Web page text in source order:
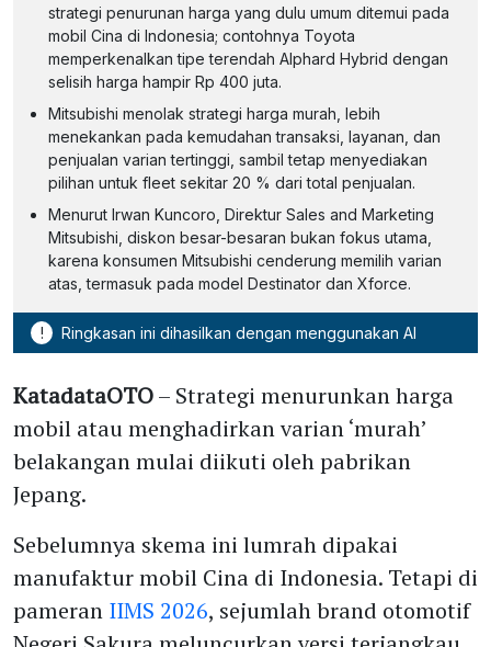
strategi penurunan harga yang dulu umum ditemui pada
mobil Cina di Indonesia; contohnya Toyota
memperkenalkan tipe terendah Alphard Hybrid dengan
selisih harga hampir Rp 400 juta.
Mitsubishi menolak strategi harga murah, lebih
menekankan pada kemudahan transaksi, layanan, dan
penjualan varian tertinggi, sambil tetap menyediakan
pilihan untuk fleet sekitar 20 % dari total penjualan.
Menurut Irwan Kuncoro, Direktur Sales and Marketing
Mitsubishi, diskon besar-besaran bukan fokus utama,
karena konsumen Mitsubishi cenderung memilih varian
atas, termasuk pada model Destinator dan Xforce.
! Ringkasan ini dihasilkan dengan menggunakan AI
KatadataOTO– Strategi menurunkan harga
mobil atau menghadirkan varian ‘murah’
belakangan mulai diikuti oleh pabrikan
Jepang.
Sebelumnya skema ini lumrah dipakai
manufaktur mobil Cina di Indonesia. Tetapi di
pameran IIMS 2026, sejumlah brand otomotif